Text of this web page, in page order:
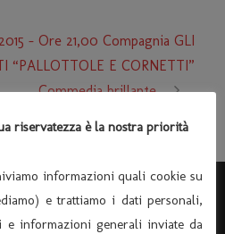
– Ore 21,00 Compagnia GLI
“PALLOTTOLE E CORNETTI”
Commedia brillante
riservatezza è la nostra priorità
informazioni quali cookie su
e trattiamo i dati personali,
informazioni generali inviate da